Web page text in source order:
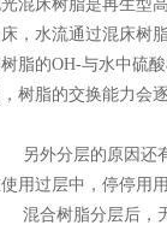
混床树脂是再生型
，水流通过混床树
树脂的OH-与水中硫
树脂的交换能力会
外分层的原因还有
用过层中，停停用
合树脂分层后，无